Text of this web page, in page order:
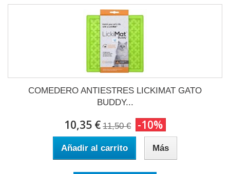
COMEDERO ANTIESTRES LICKIMAT GATO
BUDDY...
10,35 € 11,50 € -10%
Añadir al carrito Más